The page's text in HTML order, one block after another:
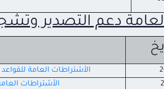
العامة دعم التصدير
الأشتراطات العامة
الأشتراطات